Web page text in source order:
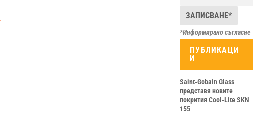
*Информирано съгласие
ПУБЛИКАЦИ
И
Saint-Gobain Glass
представя новите
покрития Cool-Lite SKN
155